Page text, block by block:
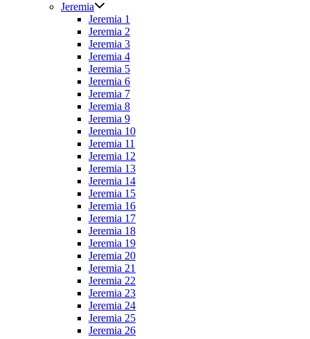
Jeremia
Jeremia 1
Jeremia 2
Jeremia 3
Jeremia 4
Jeremia 5
Jeremia 6
Jeremia 7
Jeremia 8
Jeremia 9
Jeremia 10
Jeremia 11
Jeremia 12
Jeremia 13
Jeremia 14
Jeremia 15
Jeremia 16
Jeremia 17
Jeremia 18
Jeremia 19
Jeremia 20
Jeremia 21
Jeremia 22
Jeremia 23
Jeremia 24
Jeremia 25
Jeremia 26